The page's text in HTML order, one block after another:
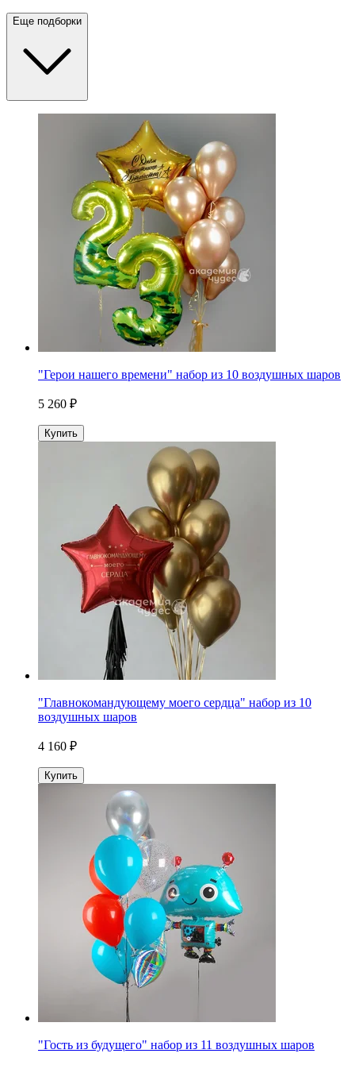
Еще подборки
"Герои нашего времени" набор из 10 воздушных шаров
5 260 ₽
Купить
"Главнокомандующему моего сердца" набор из 10
воздушных шаров
4 160 ₽
Купить
"Гость из будущего" набор из 11 воздушных шаров